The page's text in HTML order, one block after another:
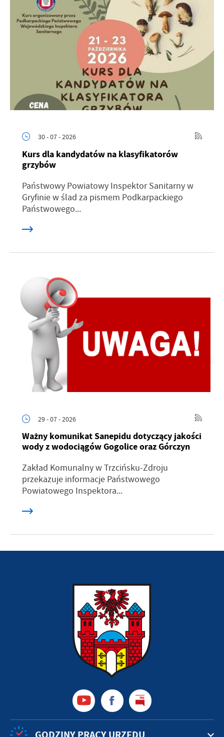
30 - 07 - 2026
Kurs dla kandydatów na klasyfikatorów
grzybów
Państwowy Powiatowy Inspektor Sanitarny w
Gryfinie w ślad za pismem Podkarpackiego
Państwowego...
29 - 07 - 2026
Ważny komunikat Sanepidu dotyczący jakości
wody z wodociągów Gogolice oraz Górczyn
Zakład Komunalny w Trzcińsku-Zdroju
przekazuje informacje Państwowego
Powiatowego Inspektora...